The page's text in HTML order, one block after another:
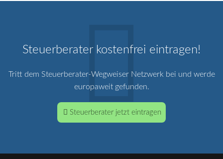
Steuerberater kostenfrei eintragen!
Tritt dem Steuerberater-Wegweiser Netzwerk bei und werde
europaweit gefunden.
Steuerberater jetzt eintragen